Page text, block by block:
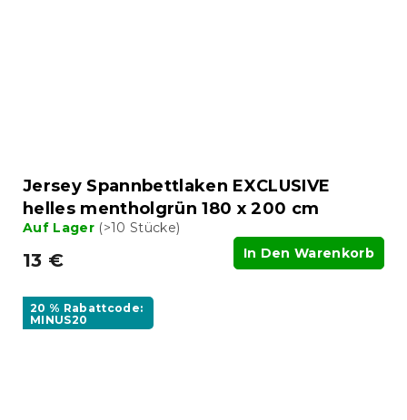
Jersey Spannbettlaken EXCLUSIVE
helles mentholgrün 180 x 200 cm
Auf Lager (>10 Stücke)
13 € In Den Warenkorb
20 % Rabattcode:
MINUS20